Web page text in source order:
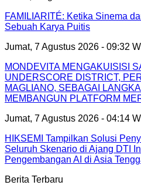
FAMILIARITÉ: Ketika Sinema
Sebuah Karya Puitis
Jumat, 7 Agustus 2026 - 09:32
MONDEVITA MENGAKUISISI
UNDERSCORE DISTRICT,
MAGLIANO, SEBAGAI
MEMBANGUN PLATFORM
Jumat, 7 Agustus 2026 - 04:14
HIKSEMI Tampilkan Solusi
Seluruh Skenario di Ajang DTI
Pengembangan AI di Asia
Berita Terbaru